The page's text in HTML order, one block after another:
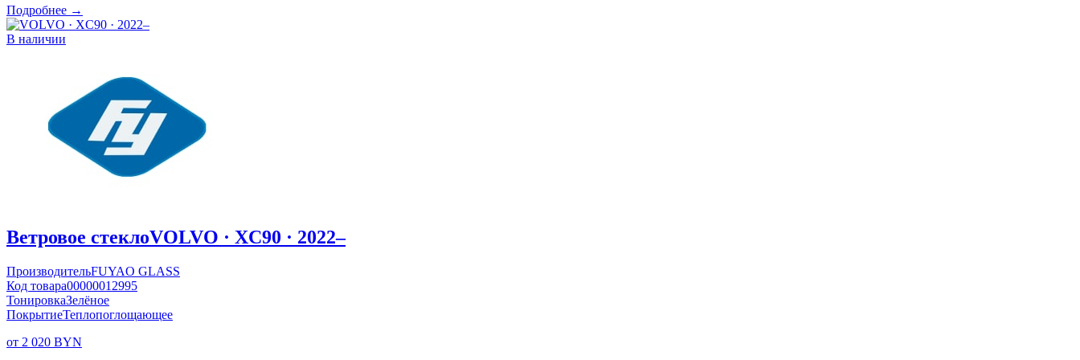
Подробнее →
В наличии
Ветровое стеклоVOLVO · XC90 · 2022–
ПроизводительFUYAO GLASS
Код товара00000012995
ТонировкаЗелёное
ПокрытиеТеплопоглощающее
от 2 020 BYN